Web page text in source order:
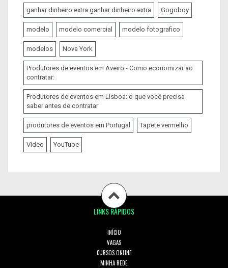
ganhar dinheiro extra ganhar dinheiro extra Gogoboy
modelo modelo comercial modelo fotografico
modelos Nova York
Produtores de eventos em Aveiro - Como economizar ao
contratar:
Produtores de eventos em Lisboa: o que você precisa
saber antes de contratar
produtores de eventos em Portugal Tapete vermelho
Vídeo YouTube
LINKS RÁPIDOS
INÍCIO
VAGAS
CURSOS ONLINE
MINHA REDE